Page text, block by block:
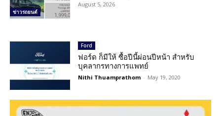
ข่าวรถยนต์
August 5, 2026
Ford
ฟอร์ด ก็มีให้ ซื้อปีนี้ผ่อนปีหน้า สำหรับ
บุคลากรทางการแพทย์
Nithi Thuamprathom - May 19, 2020